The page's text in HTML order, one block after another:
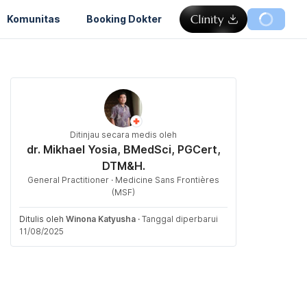
Komunitas Booking Dokter
Ditinjau secara medis oleh
dr. Mikhael Yosia, BMedSci, PGCert,
DTM&H.
General Practitioner · Medicine Sans Frontières
(MSF)
Ditulis oleh Winona Katyusha · Tanggal diperbarui
11/08/2025